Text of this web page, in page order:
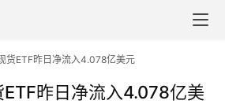
货ETF昨日净流入4.078亿美元
昨日净流入4.078亿美